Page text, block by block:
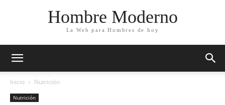
Hombre Moderno
La Web para Hombres de hoy
Inicio Nutrición
Nutrición